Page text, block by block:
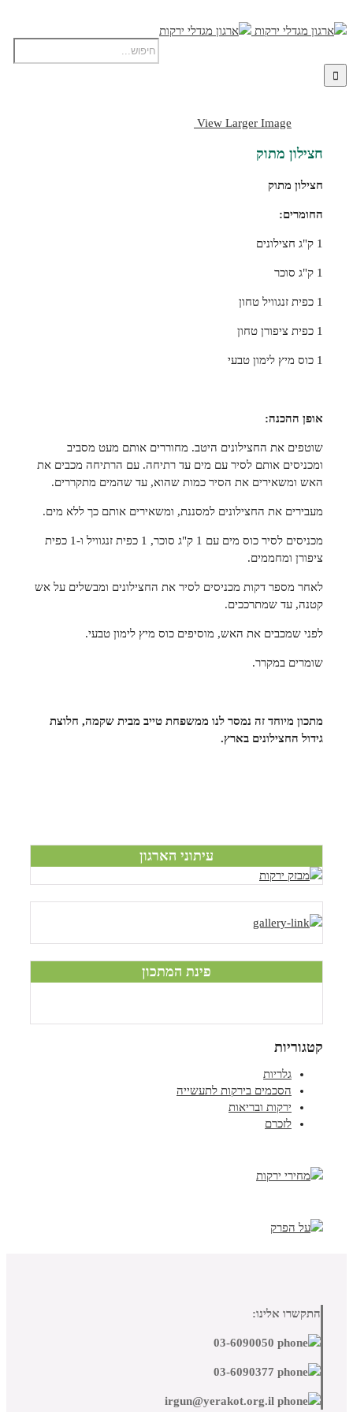
View Larger Image
חצילון מתוק
חצילון מתוק
החומרים:
1 ק"ג חצילונים
1 ק"ג סוכר
1 כפית זנגוויל טחון
1 כפית ציפורן טחון
1 כוס מיץ לימון טבעי
אופן ההכנה:
שוטפים את החצילונים היטב. מחוררים אותם מעט מסביב
ומכניסים אותם לסיר עם מים עד רתיחה. עם הרתיחה מכבים את
האש ומשאירים את הסיר כמות שהוא, עד שהמים מתקררים.
מעבירים את החצילונים למסננת, ומשאירים אותם כך ללא מים.
מכניסים לסיר כוס מים עם 1 ק"ג סוכר, 1 כפית זנגוויל ו-1 כפית
ציפורן ומחממים.
לאחר מספר דקות מכניסים לסיר את החצילונים ומבשלים על אש
קטנה, עד שמתרככים.
לפני שמכבים את האש, מוסיפים כוס מיץ לימון טבעי.
שומרים במקרר.
מתכון מיוחד זה נמסר לנו ממשפחת טייב מבית שקמה, חלוצת
גידול החצילונים בארץ.
עיתוני הארגון
פינת המתכון
קטגוריות
גלריות
הסכמים בירקות לתעשייה
ירקות ובריאות
לזכרם
התקשרו אלינו: